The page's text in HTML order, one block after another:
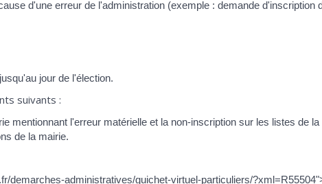
d'une erreur de l'administration (exemple : demande d'inscription
jour de l'élection.
suivants :
mentionnant l'erreur matérielle et la non-inscription sur les listes de
de la mairie.
demarches-administratives/guichet-virtuel-particuliers/